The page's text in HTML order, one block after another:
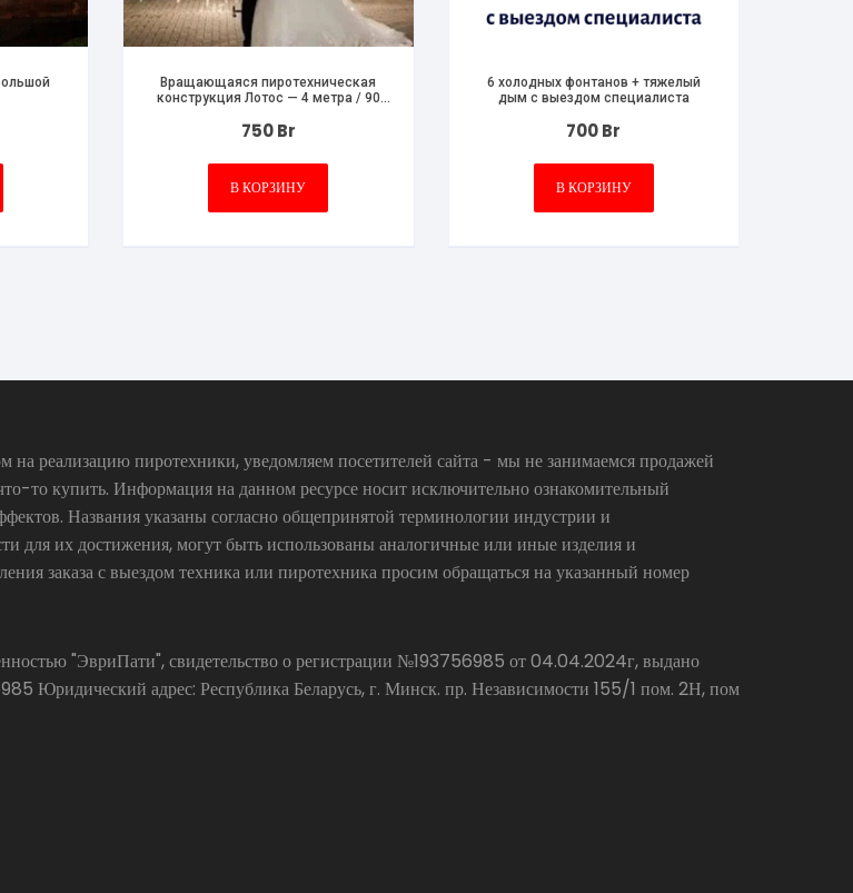
Вращающаяся пиротехническая
конструкция Лотос — 4 метра / 90
750Br
В КОРЗИНУ
6 холодных фонтанов + тяжелый
дым с выездом специалиста
700Br
В КОРЗИНУ
реализацию пиротехники, уведомляем посетителей сайта - мы не занимаемся продажей
то купить. Информация на данном ресурсе носит исключительно ознакомительный
Названия указаны согласно общепринятой терминологии индустрии и
для их достижения, могут быть использованы аналогичные или иные изделия и
заказа с выездом техника или пиротехника просим обращаться на указанный номер
"ЭвриПати", свидетельство о регистрации №193756985 от 04.04.2024г, выдано
Юридический адрес: Республика Беларусь, г. Минск. пр. Независимости 155/1 пом. 2Н, пом